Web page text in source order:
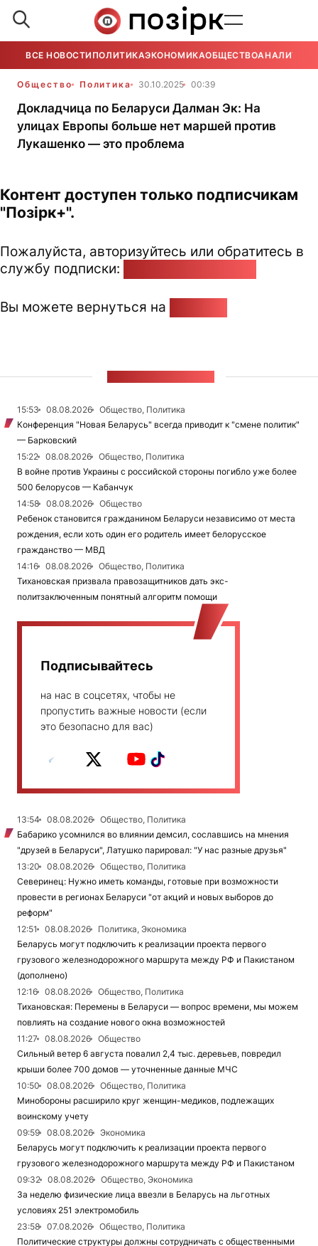
ВСЕ НОВОСТИ ПОЛИТИКАЭКОНОМИКАОБЩЕСТВОАНАЛИТИКА
Общество Политика 30.10.2025 00:39
Докладчица по Беларуси Далман Эк: На
улицах Европы больше нет маршей против
Лукашенко — это проблема
Контент доступен только подписчикам
"Позірк+".
Пожалуйста, авторизуйтесь или обратитесь в
службу подписки:
Вы можете вернуться на
15:53 08.08.2026
Общество, Политика
Конференция "Новая Беларусь" всегда приводит к "смене политик"
— Барковский
15:22
08.08.2026
Общество, Политика
В войне против Украины с российской стороны погибло уже более
500 белорусов — Кабанчук
14:58
08.08.2026
Общество
Ребенок становится гражданином Беларуси независимо от места
рождения, если хоть один его родитель имеет белорусское
гражданство — МВД
14:16
08.08.2026
Общество, Политика
Тихановская призвала правозащитников дать экс-
политзаключенным понятный алгоритм помощи
Подписывайтесь
на нас в соцсетях, чтобы не
пропустить важные новости (если
это безопасно для вас)
13:54 08.08.2026
Общество, Политика
Бабарико усомнился во влиянии демсил, сославшись на мнения
"друзей в Беларуси", Латушко парировал: "У нас разные друзья"
13:20
08.08.2026
Общество, Политика
Северинец: Нужно иметь команды, готовые при возможности
провести в регионах Беларуси "от акций и новых выборов до
реформ"
12:51
08.08.2026
Политика, Экономика
Беларусь могут подключить к реализации проекта первого
грузового железнодорожного маршрута между РФ и Пакистаном
(дополнено)
12:16
08.08.2026
Общество, Политика
Тихановская: Перемены в Беларуси — вопрос времени, мы можем
повлиять на создание нового окна возможностей
11:27
08.08.2026
Общество
Сильный ветер 6 августа повалил 2,4 тыс. деревьев, повредил
крыши более 700 домов — уточненные данные МЧС
10:50
08.08.2026
Общество, Политика
Минобороны расширило круг женщин-медиков, подлежащих
воинскому учету
09:59
08.08.2026
Экономика
Беларусь могут подключить к реализации проекта первого
грузового железнодорожного маршрута между РФ и Пакистаном
09:32
08.08.2026
Общество, Экономика
За неделю физические лица ввезли в Беларусь на льготных
условиях 251 электромобиль
23:58
07.08.2026
Общество, Политика
Политические структуры должны сотрудничать с общественными